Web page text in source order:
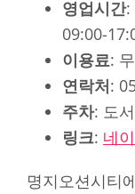
영업시간:
09:00-
이용료:
연락처:
주차: 도
링크: 네
명지오션시티